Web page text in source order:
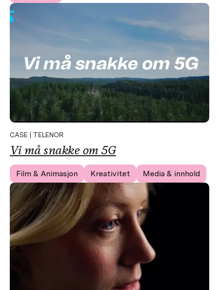
CASE | TELENOR
Vi må snakke om5G
Film & Animasjon Kreativitet Media & innhold